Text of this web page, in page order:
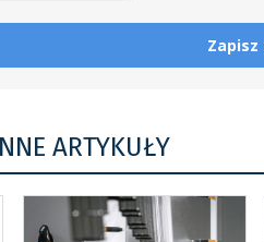
Zapisz
ARTYKUŁY